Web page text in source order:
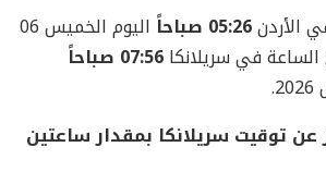
الأردن05:26 صباحاً
اليوم الخميس 06
07:56 صباحاً
عن توقيت سريلانكا بمقدار ساعتين